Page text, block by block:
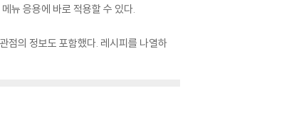
뉴 응용에 바로 적용할 수 있다.
점의 정보도 포함했다. 레시피를 나열하